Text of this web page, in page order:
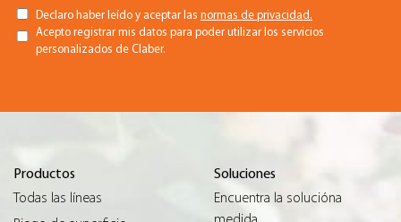
Declaro haber leído y aceptar las normas de privacidad.
Acepto registrar mis datos para poder utilizar los servicios
personalizados de Claber.
Productos
Todas las líneas
Soluciones
Encuentra la solucióna